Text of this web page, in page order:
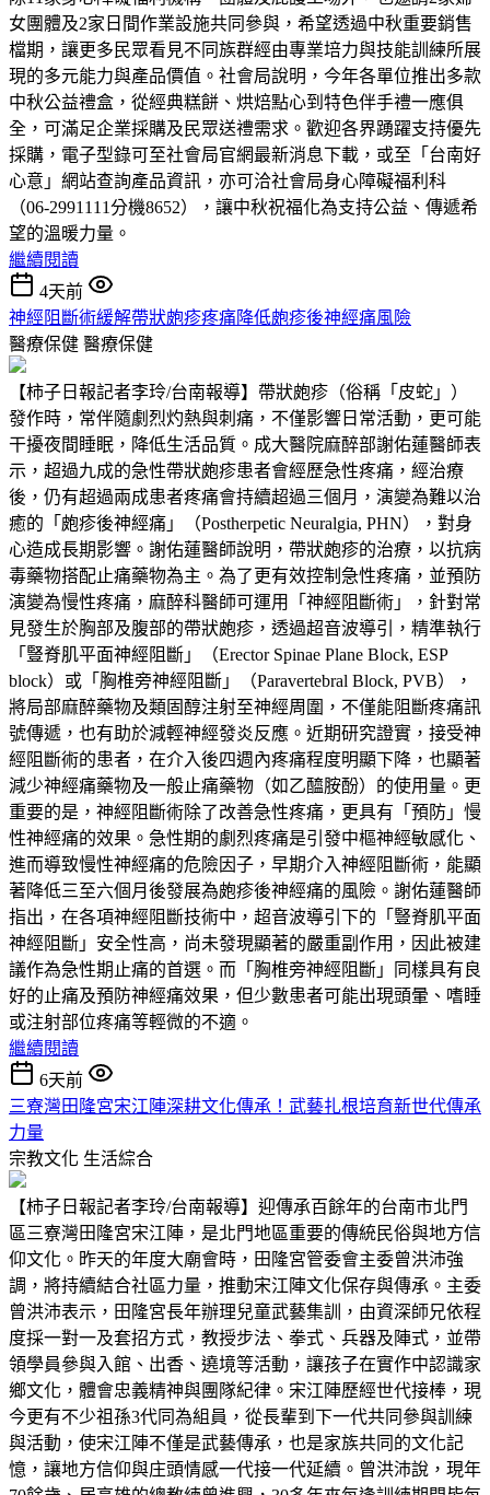
女團體及2家日間作業設施共同參與，希望透過中秋重要銷售
檔期，讓更多民眾看見不同族群經由專業培力與技能訓練所展
現的多元能力與產品價值。社會局說明，今年各單位推出多款
中秋公益禮盒，從經典糕餅、烘焙點心到特色伴手禮一應俱
全，可滿足企業採購及民眾送禮需求。歡迎各界踴躍支持優先
採購，電子型錄可至社會局官網最新消息下載，或至「台南好
心意」網站查詢產品資訊，亦可洽社會局身心障礙福利科
（06-2991111分機8652），讓中秋祝福化為支持公益、傳遞希
望的溫暖力量。
繼續閱讀
4天前
神經阻斷術緩解帶狀皰疹疼痛降低皰疹後神經痛風險
醫療保健 醫療保健
【柿子日報記者李玲/台南報導】帶狀皰疹（俗稱「皮蛇」）
發作時，常伴隨劇烈灼熱與刺痛，不僅影響日常活動，更可能
干擾夜間睡眠，降低生活品質。成大醫院麻醉部謝佑蓮醫師表
示，超過九成的急性帶狀皰疹患者會經歷急性疼痛，經治療
後，仍有超過兩成患者疼痛會持續超過三個月，演變為難以治
癒的「皰疹後神經痛」（Postherpetic Neuralgia, PHN），對身
心造成長期影響。謝佑蓮醫師說明，帶狀皰疹的治療，以抗病
毒藥物搭配止痛藥物為主。為了更有效控制急性疼痛，並預防
演變為慢性疼痛，麻醉科醫師可運用「神經阻斷術」，針對常
見發生於胸部及腹部的帶狀皰疹，透過超音波導引，精準執行
「豎脊肌平面神經阻斷」（Erector Spinae Plane Block, ESP
block）或「胸椎旁神經阻斷」（Paravertebral Block, PVB），
將局部麻醉藥物及類固醇注射至神經周圍，不僅能阻斷疼痛訊
號傳遞，也有助於減輕神經發炎反應。近期研究證實，接受神
經阻斷術的患者，在介入後四週內疼痛程度明顯下降，也顯著
減少神經痛藥物及一般止痛藥物（如乙醯胺酚）的使用量。更
重要的是，神經阻斷術除了改善急性疼痛，更具有「預防」慢
性神經痛的效果。急性期的劇烈疼痛是引發中樞神經敏感化、
進而導致慢性神經痛的危險因子，早期介入神經阻斷術，能顯
著降低三至六個月後發展為皰疹後神經痛的風險。謝佑蓮醫師
指出，在各項神經阻斷技術中，超音波導引下的「豎脊肌平面
神經阻斷」安全性高，尚未發現顯著的嚴重副作用，因此被建
議作為急性期止痛的首選。而「胸椎旁神經阻斷」同樣具有良
好的止痛及預防神經痛效果，但少數患者可能出現頭暈、嗜睡
或注射部位疼痛等輕微的不適。
繼續閱讀
6天前
三寮灣田隆宮宋江陣深耕文化傳承！武藝扎根培育新世代傳承
力量
宗教文化 生活綜合
【柿子日報記者李玲/台南報導】迎傳承百餘年的台南市北門
區三寮灣田隆宮宋江陣，是北門地區重要的傳統民俗與地方信
仰文化。昨天的年度大廟會時，田隆宮管委會主委曾洪沛強
調，將持續結合社區力量，推動宋江陣文化保存與傳承。主委
曾洪沛表示，田隆宮長年辦理兒童武藝集訓，由資深師兄依程
度採一對一及套招方式，教授步法、拳式、兵器及陣式，並帶
領學員參與入館、出香、遶境等活動，讓孩子在實作中認識家
鄉文化，體會忠義精神與團隊紀律。宋江陣歷經世代接棒，現
今更有不少祖孫3代同為組員，從長輩到下一代共同參與訓練
與活動，使宋江陣不僅是武藝傳承，也是家族共同的文化記
憶，讓地方信仰與庄頭情感一代接一代延續。曾洪沛說，現年